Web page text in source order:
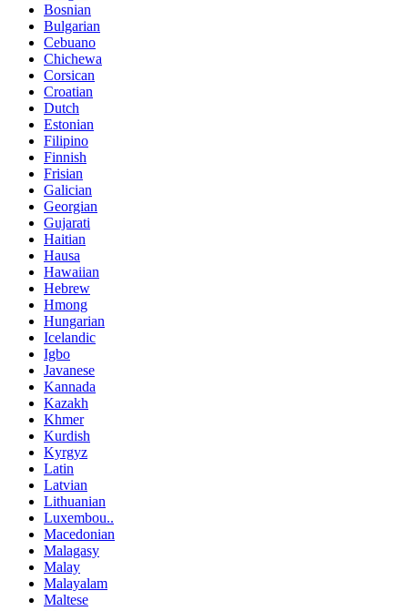
Bosnian
Bulgarian
Cebuano
Chichewa
Corsican
Croatian
Dutch
Estonian
Filipino
Finnish
Frisian
Galician
Georgian
Gujarati
Haitian
Hausa
Hawaiian
Hebrew
Hmong
Hungarian
Icelandic
Igbo
Javanese
Kannada
Kazakh
Khmer
Kurdish
Kyrgyz
Latin
Latvian
Lithuanian
Luxembou..
Macedonian
Malagasy
Malay
Malayalam
Maltese